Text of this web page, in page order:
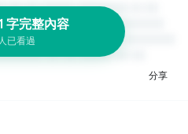
字完整內容
已看過
分享